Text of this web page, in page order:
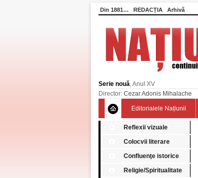
Din 1881… REDACȚIA Arhivă
Serie nouă, Anul XV
Director: Cezar Adonis Mihalache
Editorialele Națiunii
Reflexii vizuale
Colocvii literare
Confluenţe istorice
Religie/Spiritualitate